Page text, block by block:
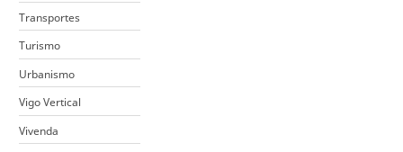
Transportes
Turismo
Urbanismo
Vigo Vertical
Vivenda